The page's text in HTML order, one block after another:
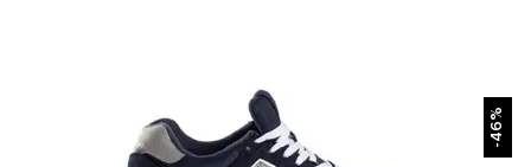
БЫСТРЫЙ ПРОСМОТР
-46%